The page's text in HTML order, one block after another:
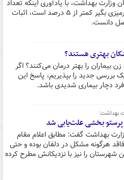
وزارت بهداشت، با یادآوری اینکه تعداد
پزشکان زیرمیزی بگیر کمتر از ۵ درصد است، اثبات
دانست.
بهتری هستند؟
بیماران را بهتر درمان می‌کنند؟ اگر
بررسی جدید را بپذیریم، پاسخ این
دچار بیماری شدیدی باشد.
بهداشت:
بخشی علت‌یابی شد
بهداشت گفت: مطابق ‌اعلام مقام
هرگونه مشکل در دلفان بوده‌ و حتی
شهرستان را نیز با نزدیکانش مطرح کرده